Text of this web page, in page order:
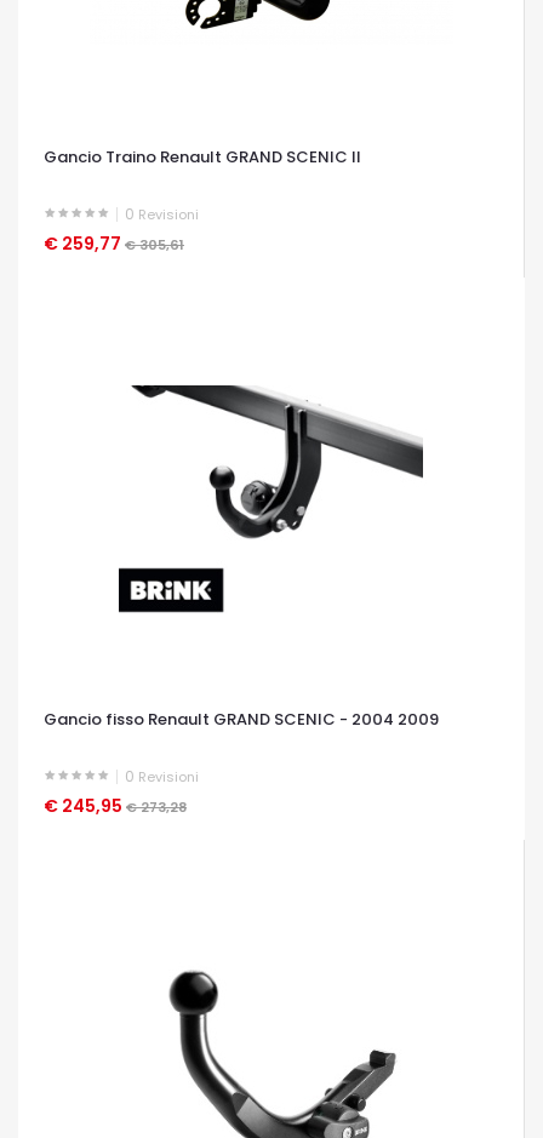
Gancio Traino Renault GRAND SCENIC II
0 Revisioni
€ 259,77 € 305,61
OCCHIATA VELOCE
Gancio fisso Renault GRAND SCENIC - 2004 2009
0 Revisioni
€ 245,95 € 273,28
OCCHIATA VELOCE